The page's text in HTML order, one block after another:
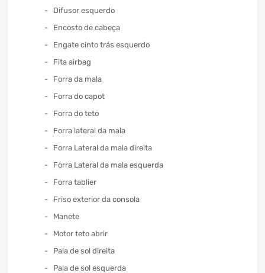
Difusor esquerdo
Encosto de cabeça
Engate cinto trás esquerdo
Fita airbag
Forra da mala
Forra do capot
Forra do teto
Forra lateral da mala
Forra Lateral da mala direita
Forra Lateral da mala esquerda
Forra tablier
Friso exterior da consola
Manete
Motor teto abrir
Pala de sol direita
Pala de sol esquerda